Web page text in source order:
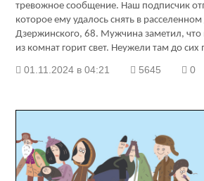
тревожное сообщение. Наш подписчик
которое ему удалось снять в
Дзержинского, 68. Мужчина заметил, что
из комнат горит свет. Неужели там до
01.11.2024 в 04:21 5645 0